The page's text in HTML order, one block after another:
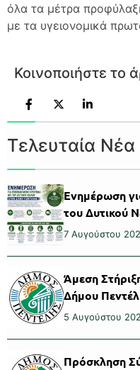
όλα τα μέτρα
με τα υγειονομικά
Κοινοποιήστε το
Τελευταία Νέα
Ενημέρωση
του Δυτικού
7 Αυγούστου
Άμεση
Δήμου
5 Αυγούστου
Πρόσκληση